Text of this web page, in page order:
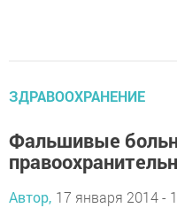
ЗДРАВООХРАНЕНИЕ
Фальшивые
Автор, 17 января 2014 -